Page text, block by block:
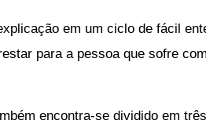
em um ciclo de fácil
para a pessoa que sofre
encontra-se dividido em